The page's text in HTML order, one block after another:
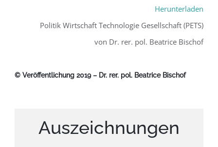
Herunterladen
Politik Wirtschaft Technologie Gesellschaft (PETS)
von Dr. rer. pol. Beatrice Bischof
© Veröffentlichung 2019 – Dr. rer. pol. Beatrice Bischof
Auszeichnungen